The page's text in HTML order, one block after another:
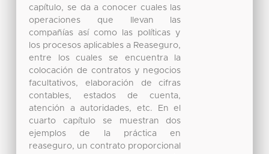
capítulo, se da a conocer cuales las
operaciones que llevan las
compañías así como las políticas y
los procesos aplicables a Reaseguro,
entre los cuales se encuentra la
colocación de contratos y negocios
facultativos, elaboración de cifras
contables, estados de cuenta,
atención a autoridades, etc. En el
cuarto capítulo se muestran dos
ejemplos de la práctica en
reaseguro, un contrato proporcional